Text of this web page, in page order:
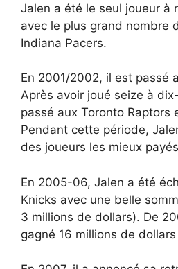
Jalen a été le seul joueur à
avec le plus grand nombre
Indiana Pacers.
En 2001/2002, il est passé
Après avoir joué seize à
passé aux Toronto Raptors
Pendant cette période,
des joueurs les mieux
En 2005-06, Jalen a été
Knicks avec une belle
3 millions de dollars). De
gagné 16 millions de